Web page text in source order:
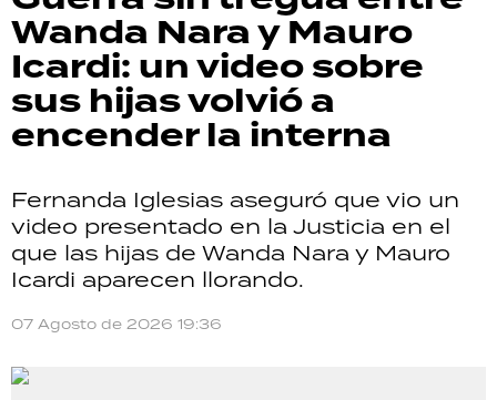
Wanda Nara y Mauro
Icardi: un video sobre
sus hijas volvió a
encender la interna
Fernanda Iglesias aseguró que vio un
video presentado en la Justicia en el
que las hijas de Wanda Nara y Mauro
Icardi aparecen llorando.
07 Agosto de 2026 19:36